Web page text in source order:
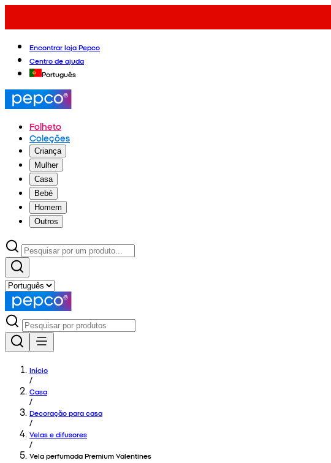
Encontrar loja Pepco
Centro de ajuda
Português
Folheto
Coleções
Criança
Mulher
Casa
Bebé
Homem
Outros
Início
/
Casa
/
Decoração para casa
/
Velas e difusores
/
Vela perfumada Premium Valentines